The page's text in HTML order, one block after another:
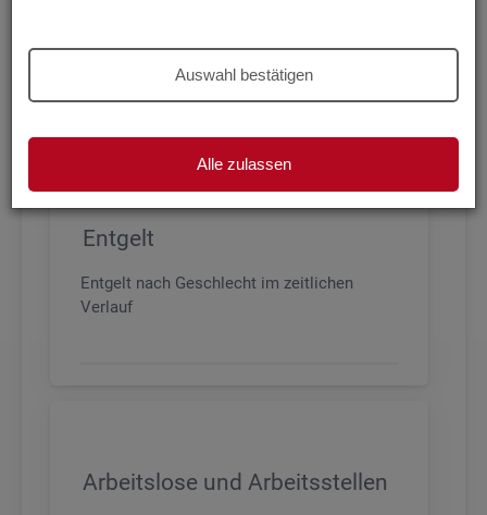
Auswahl bestätigen
Alle zulassen
Arbeitszeit und Anforderungsniveau, sowie
den wichtigsten Branchen
Entgelt
Entgelt nach Geschlecht im zeitlichen
Verlauf
Arbeitslose und Arbeitsstellen